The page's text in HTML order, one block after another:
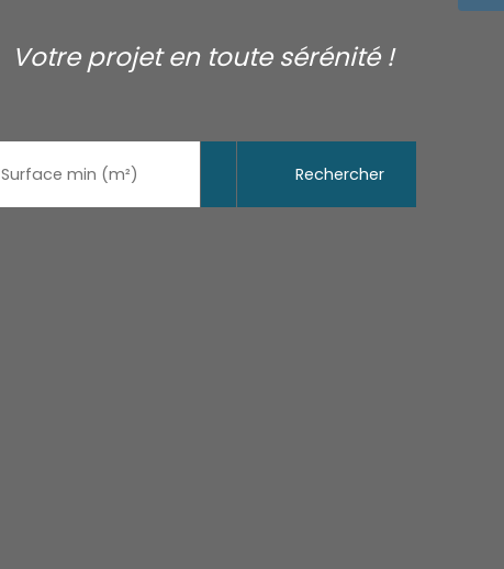
Votre projet en toute sérénité !
Surface min (m²) Rechercher